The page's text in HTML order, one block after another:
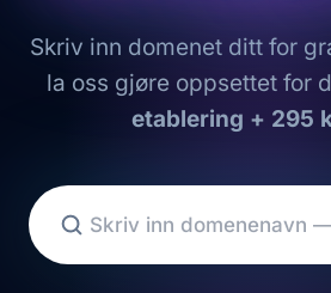
Skriv inn domenet ditt for
la oss gjøre oppsettet for
etablering + 295